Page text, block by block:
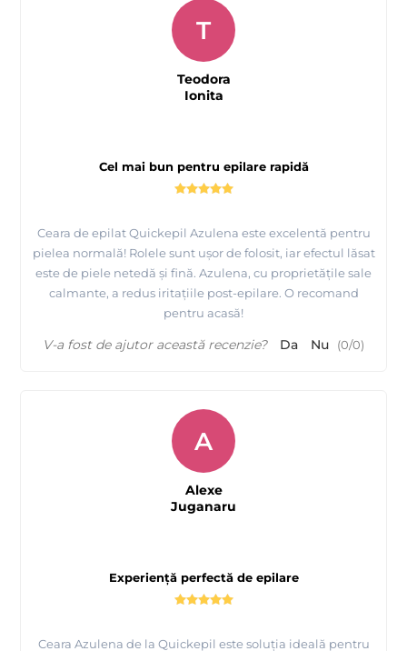
Cel mai bun pentru epilare rapidă
Ceara de epilat Quickepil Azulena este excelentă pentru
pielea normală! Rolele sunt ușor de folosit, iar efectul lăsat
este de piele netedă și fină. Azulena, cu proprietățile sale
calmante, a redus iritațiile post-epilare. O recomand
pentru acasă!
T
Teodora
Ionita
V-a fost de ajutor această recenzie? Da Nu (0/0)
Experiență perfectă de epilare
Ceara Azulena de la Quickepil este soluția ideală pentru
A
Alexe
Juganaru